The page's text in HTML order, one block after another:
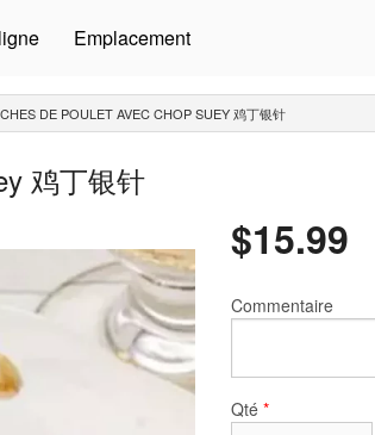
Emplacement
DE POULET AVEC CHOP SUEY 鸡丁银针
鸡丁银针
$15.99
Commentaire
Qté *